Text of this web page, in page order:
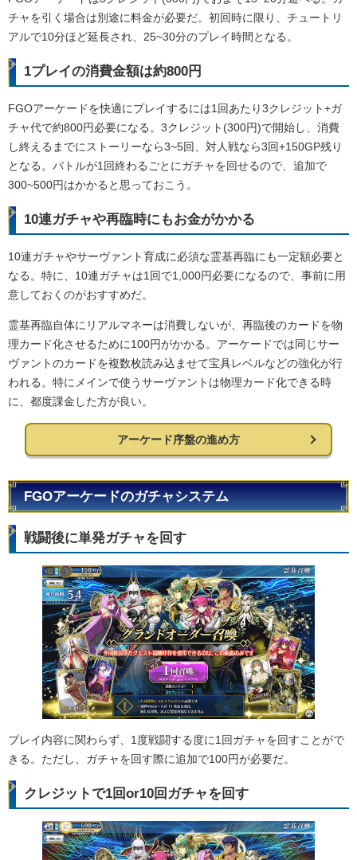
チャを引く場合は別途に料金が必要だ。初回時に限り、チュートリ
アルで10分ほど延長され、25~30分のプレイ時間となる。
1プレイの消費金額は約800円
FGOアーケードを快適にプレイするには1回あたり3クレジット+ガ
チャ代で約800円必要になる。3クレジット(300円)で開始し、消費
し終えるまでにストーリーなら3~5回、対人戦なら3回+150GP残り
となる。バトルが1回終わるごとにガチャを回せるので、追加で
300~500円はかかると思っておこう。
10連ガチャや再臨時にもお金がかかる
10連ガチャやサーヴァント育成に必須な霊基再臨にも一定額必要と
なる。特に、10連ガチャは1回で1,000円必要になるので、事前に用
意しておくのがおすすめだ。
霊基再臨自体にリアルマネーは消費しないが、再臨後のカードを物
理カード化させるために100円がかかる。アーケードでは同じサー
ヴァントのカードを複数枚読み込ませて宝具レベルなどの強化が行
われる。特にメインで使うサーヴァントは物理カード化できる時
に、都度課金した方が良い。
アーケード序盤の進め方
FGOアーケードのガチャシステム
戦闘後に単発ガチャを回す
プレイ内容に関わらず、1度戦闘する度に1回ガチャを回すことがで
きる。ただし、ガチャを回す際に追加で100円が必要だ。
クレジットで1回or10回ガチャを回す